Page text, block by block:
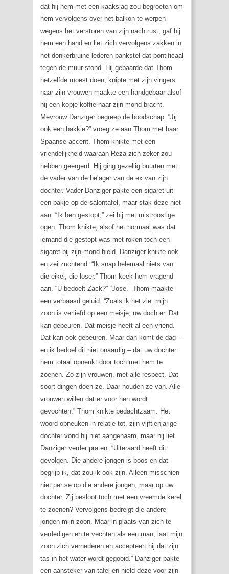
dat hij hem met een kaakslag zou begroeten om
hem vervolgens over het balkon te werpen
wegens het verstoren van zijn nachtrust, gaf hij
hem een hand en liet zich vervolgens zakken in
het donkerbruine lederen bankstel dat pontificaal
tegen de muur stond. Hij gebaarde dat Thom
hetzelfde moest doen, knipte met zijn vingers
naar zijn vrouwen maakte een handgebaar alsof
hij een kopje koffie naar zijn mond bracht.
Mevrouw Danziger begreep de boodschap. “Jij
ook een bakkie?” vroeg ze aan Thom met haar
Spaanse accent. Thom knikte met een
vriendelijkheid waaraan Reza zich zeker zou
hebben geërgerd. Hij ging gezellig buurten met
de vader van de belager van de ex van zijn
dochter. Vader Danziger pakte een sigaret uit
een pakje op de salontafel, maar stak deze niet
aan. “Ik ben gestopt,” zei hij met mistroostige
ogen. Thom knikte, alsof het normaal was dat
iemand die gestopt was met roken toch een
sigaret bij zijn mond hield. Danziger knikte ook
en zei zuchtend: “Ik snap helemaal niets van
die eikel, die loser.” Thom keek hem vragend
aan. “U bedoelt Zack?” “Jose.” Thom maakte
een verbaasd geluid. “Zoals ik het zie: mijn
zoon is verliefd op een meisje, uw dochter. Dat
kan gebeuren. Dat meisje heeft al een vriend.
Dat kan ook gebeuren. Maar dan komt de dag –
en ik bedoel dit niet onaardig – dat uw dochter
hem totaal opneukt door toch met hem te
zoenen. Zo zijn vrouwen, met alle respect. Dat
soort dingen doen ze. Daar houden ze van. Alle
vrouwen willen dat er voor hen wordt
gevochten.” Thom knikte bedachtzaam. Het
woord opneuken in relatie tot. zijn vijftienjarige
dochter vond hij niet aangenaam, maar hij liet
Danziger verder praten. “Uiteraard heeft dit
gevolgen. Die andere jongen is boos en dat
begrijp ik, dat zou ik ook zijn. Alleen misschien
niet per se op die andere jongen, maar op uw
dochter. Zij besloot toch met een vreemde kerel
te zoenen? Vervolgens bedreigt die andere
jongen mijn zoon. Maar in plaats van zich te
verdedigen en te vechten als een man, laat mijn
zoon zich vernederen en accepteert hij dat zijn
tas in het water wordt gegooid.” Danziger pakte
een aansteker van tafel en hield deze voor zijn